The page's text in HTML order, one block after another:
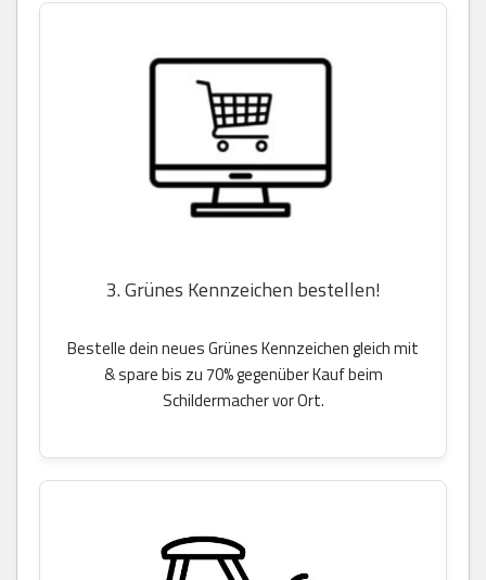
3. Grünes Kennzeichen bestellen!
Bestelle dein neues Grünes Kennzeichen gleich mit
& spare bis zu 70% gegenüber Kauf beim
Schildermacher vor Ort.